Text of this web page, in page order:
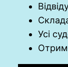
Усі